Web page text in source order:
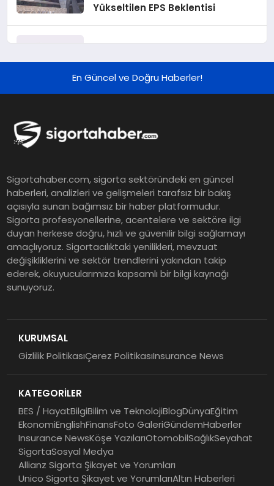
Yükseltilen EPS Beklentisi
Finansal Sonuçlarını Açıkladı
Grup Müdürü Olarak Atandı
Mevduat kısa vadeyi, koruma
ürünleri uzun vadeyi tutuyor
Şekerbank 2026 İlk Yarı Finansal
Sonuçları
EY Küresel Siber Güvenlik
Dayanıklılık
En Güncel ve Doğru Haberler!
Sigortahaber.com, sigorta sektöründeki en güncel
haberleri, analizleri ve gelişmeleri tarafsız bir bakış
açısıyla sunan bağımsız bir haber platformudur.
Sigorta profesyonellerine, acentelere ve sektöre ilgi
duyan herkese doğru, hızlı ve güvenilir bilgi sağlamayı
amaçlıyoruz. Sigortacılıktaki yenilikleri, mevzuat
değişikliklerini ve sektör trendlerini yakından takip
ederek, okuyucularımıza kapsamlı bir bilgi kaynağı
sunuyoruz.
KURUMSAL
Gizlilik PolitikasıÇerez PolitikasıInsurance News
KATEGORİLER
BES / HayatBilgiBilim ve TeknolojiBlogDünyaEğitim
EkonomiEnglishFinansFoto GaleriGündemHaberler
Insurance NewsKöşe YazılarıOtomobilSağlıkSeyahat
SigortaSosyal Medya
Allianz Sigorta Şikayet ve Yorumları
Unico Sigorta Şikayet ve YorumlarıAltın Haberleri